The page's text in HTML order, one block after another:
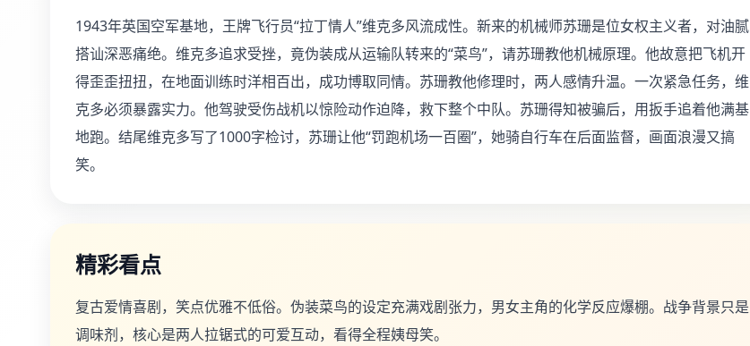
1943年英国空军基地，王牌飞行员“拉丁情人”维克多风流成性。新来的机械师苏珊是位女权主义者，对油腻
搭讪深恶痛绝。维克多追求受挫，竟伪装成从运输队转来的“菜鸟”，请苏珊教他机械原理。他故意把飞机开
得歪歪扭扭，在地面训练时洋相百出，成功博取同情。苏珊教他修理时，两人感情升温。一次紧急任务，维
克多必须暴露实力。他驾驶受伤战机以惊险动作迫降，救下整个中队。苏珊得知被骗后，用扳手追着他满基
地跑。结尾维克多写了1000字检讨，苏珊让他“罚跑机场一百圈”，她骑自行车在后面监督，画面浪漫又搞
笑。
精彩看点
复古爱情喜剧，笑点优雅不低俗。伪装菜鸟的设定充满戏剧张力，男女主角的化学反应爆棚。战争背景只是
调味剂，核心是两人拉锯式的可爱互动，看得全程姨母笑。